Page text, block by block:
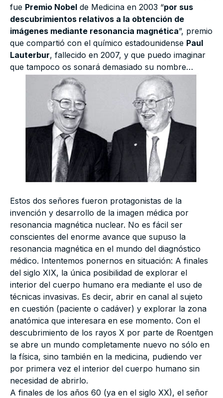
fue Premio Nobel de Medicina en 2003 “por sus
descubrimientos relativos a la obtención de
imágenes mediante resonancia magnética”, premio
que compartió con el químico estadounidense Paul
Lauterbur, fallecido en 2007, y que puedo imaginar
que tampoco os sonará demasiado su nombre…
Estos dos señores fueron protagonistas de la
invención y desarrollo de la imagen médica por
resonancia magnética nuclear. No es fácil ser
conscientes del enorme avance que supuso la
resonancia magnética en el mundo del diagnóstico
médico. Intentemos ponernos en situación: A finales
del siglo XIX, la única posibilidad de explorar el
interior del cuerpo humano era mediante el uso de
técnicas invasivas. Es decir, abrir en canal al sujeto
en cuestión (paciente o cadáver) y explorar la zona
anatómica que interesara en ese momento. Con el
descubrimiento de los rayos X por parte de Roentgen
se abre un mundo completamente nuevo no sólo en
la física, sino también en la medicina, pudiendo ver
por primera vez el interior del cuerpo humano sin
necesidad de abrirlo.
A finales de los años 60 (ya en el siglo XX), el señor